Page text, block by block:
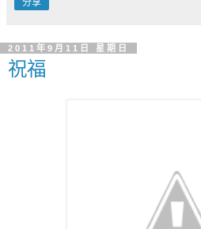
2011年9月11日 星期日
祝福